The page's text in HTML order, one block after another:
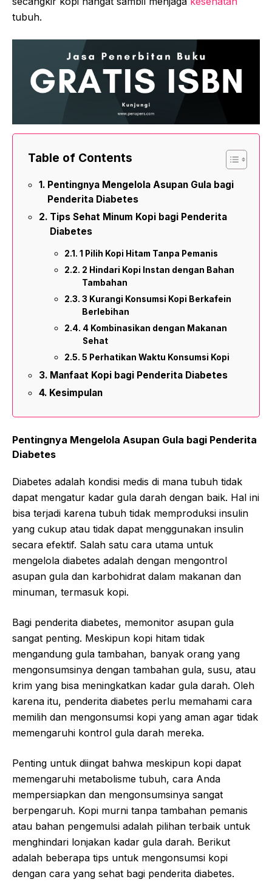
tubuh.
Table of Contents
Pentingnya Mengelola Asupan Gula bagi
Penderita Diabetes
Tips Sehat Minum Kopi bagi Penderita
Diabetes
1 Pilih Kopi Hitam Tanpa Pemanis
2 Hindari Kopi Instan dengan Bahan
Tambahan
3 Kurangi Konsumsi Kopi Berkafein
Berlebihan
4 Kombinasikan dengan Makanan
Sehat
5 Perhatikan Waktu Konsumsi Kopi
Manfaat Kopi bagi Penderita Diabetes
Kesimpulan
Pentingnya Mengelola Asupan Gula bagi Penderita
Diabetes
Diabetes adalah kondisi medis di mana tubuh tidak
dapat mengatur kadar gula darah dengan baik. Hal ini
bisa terjadi karena tubuh tidak memproduksi insulin
yang cukup atau tidak dapat menggunakan insulin
secara efektif. Salah satu cara utama untuk
mengelola diabetes adalah dengan mengontrol
asupan gula dan karbohidrat dalam makanan dan
minuman, termasuk kopi.
Bagi penderita diabetes, memonitor asupan gula
sangat penting. Meskipun kopi hitam tidak
mengandung gula tambahan, banyak orang yang
mengonsumsinya dengan tambahan gula, susu, atau
krim yang bisa meningkatkan kadar gula darah. Oleh
karena itu, penderita diabetes perlu memahami cara
memilih dan mengonsumsi kopi yang aman agar tidak
memengaruhi kontrol gula darah mereka.
Penting untuk diingat bahwa meskipun kopi dapat
memengaruhi metabolisme tubuh, cara Anda
mempersiapkan dan mengonsumsinya sangat
berpengaruh. Kopi murni tanpa tambahan pemanis
atau bahan pengemulsi adalah pilihan terbaik untuk
menghindari lonjakan kadar gula darah. Berikut
adalah beberapa tips untuk mengonsumsi kopi
dengan cara yang sehat bagi penderita diabetes.